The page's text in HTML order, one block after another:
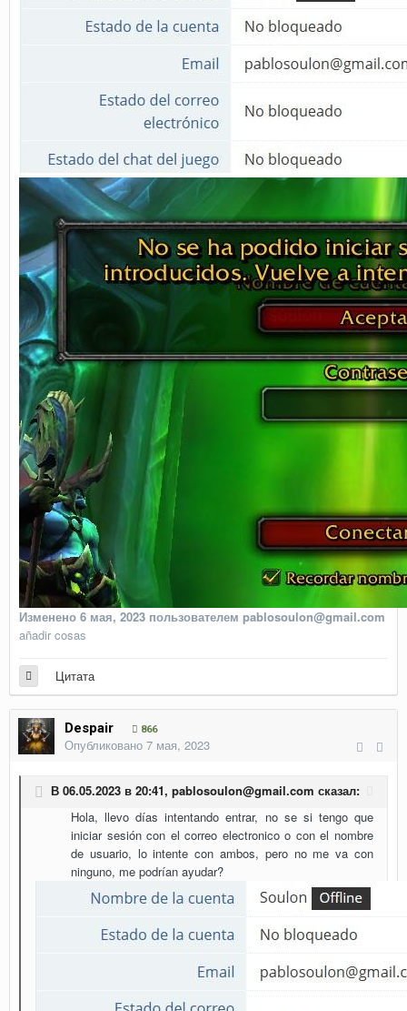
Изменено 6 мая, 2023 пользователем pablosoulon@gmail.com
añadir cosas
Цитата
Despair 866
Опубликовано 7 мая, 2023
В 06.05.2023 в 20:41, pablosoulon@gmail.com сказал:
Hola, llevo días intentando entrar, no se si tengo que
iniciar sesión con el correo electronico o con el nombre
de usuario, lo intente con ambos, pero no me va con
ninguno, me podrían ayudar?